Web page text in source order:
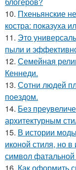
10. Пхеньянские
костра: показуха
11. Это
пыли и
12. Семейная
Кеннеди.
13. Сотни людей
поездом.
14. Без
архитектурным
15. В истории
иконой стиля, но
символ